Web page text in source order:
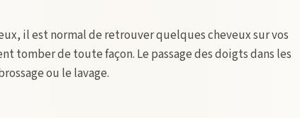
il est normal de retrouver quelques cheveux sur vos
tomber de toute façon. Le passage des doigts dans les
ou le lavage.